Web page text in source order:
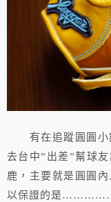
有在追蹤圓圓小
去台中”出差”幫球
鹿，主要就是圓圓
以保證的是